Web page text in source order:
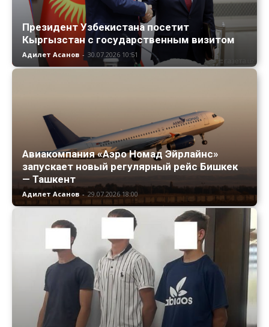
Президент Узбекистана посетит
Кыргызстан с государственным визитом
Адилет Асанов - 30.07.2026 10:51
Авиакомпания «Аэро Номад Эйрлайнс»
запускает новый регулярный рейс Бишкек
— Ташкент
Адилет Асанов - 29.07.2026 18:00